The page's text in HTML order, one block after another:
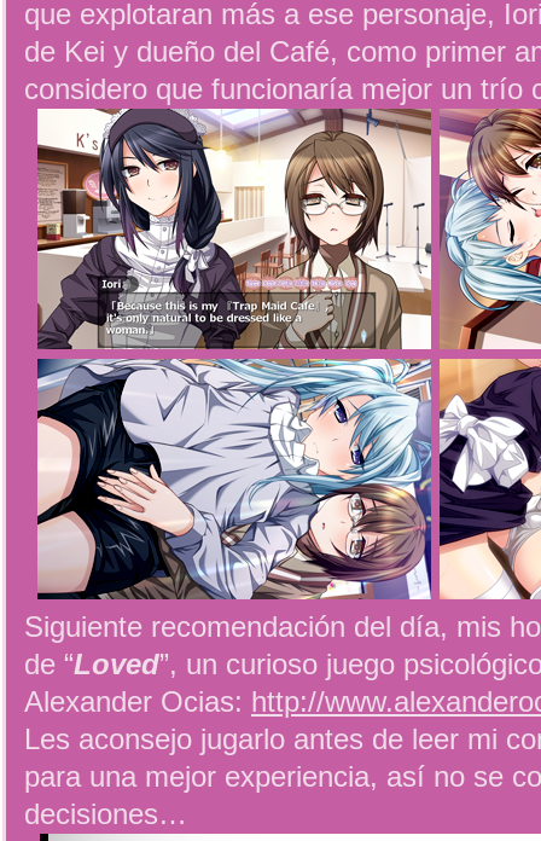
que explotaran más a ese personaje,
de Kei y dueño del Café, como primer
considero que funcionaría mejor un trío
Siguiente recomendación del día, mis
de “Loved”, un curioso juego
Alexander Ocias: http://
Les aconsejo jugarlo antes de leer mi
para una mejor experiencia, así no se
decisiones…